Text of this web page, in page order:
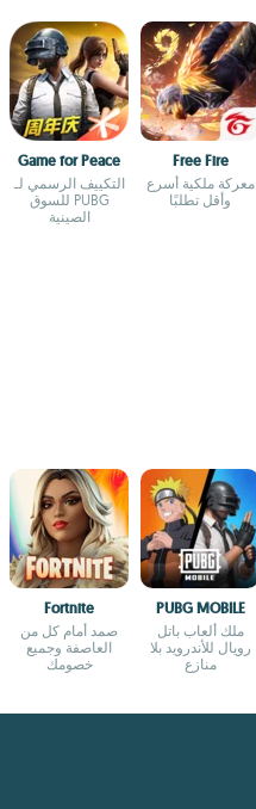
Free Fire
معركة ملكية أسرع
وأقل تطلبًا
Game for Peace
التكييف الرسمي لـ
PUBG للسوق
الصينية
PUBG MOBILE
ملك ألعاب باتل
رويال للأندرويد بلا
منازع
Fortnite
صمد أمام كل من
العاصفة وجميع
خصومك